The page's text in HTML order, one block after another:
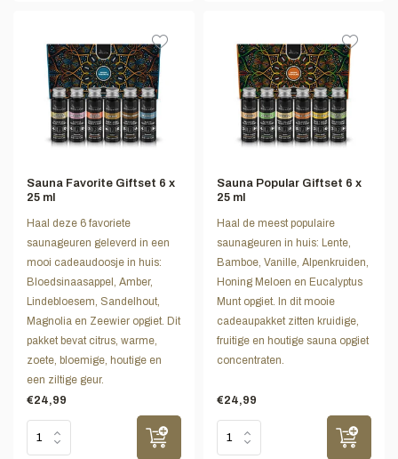
Sauna Favorite Giftset 6 x
25 ml
Haal deze 6 favoriete
saunageuren geleverd in een
mooi cadeaudoosje in huis:
Bloedsinaasappel, Amber,
Lindebloesem, Sandelhout,
Magnolia en Zeewier opgiet. Dit
pakket bevat citrus, warme,
zoete, bloemige, houtige en
een ziltige geur.
€24,99
Sauna Popular Giftset 6 x
25 ml
Haal de meest populaire
saunageuren in huis: Lente,
Bamboe, Vanille, Alpenkruiden,
Honing Meloen en Eucalyptus
Munt opgiet. In dit mooie
cadeaupakket zitten kruidige,
fruitige en houtige sauna opgiet
concentraten.
€24,99